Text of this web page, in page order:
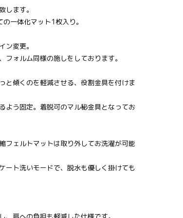
します。
一体化マット1枚入り。
ン変更。
ォルム同様の施しをしております。
と傾くのを軽減させる、役割金具を付けま
よう固定。着脱可のマル秘金具となってお
フェルトマットは取り外してお洗濯が可能
ート洗いモードで、脱水も優しく掛けても